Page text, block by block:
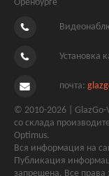
Оренбурге
Установка
почта:
© 2010-2026 |
со склада
Optimus.
Вся информация на
Публикация
запрещена. Все